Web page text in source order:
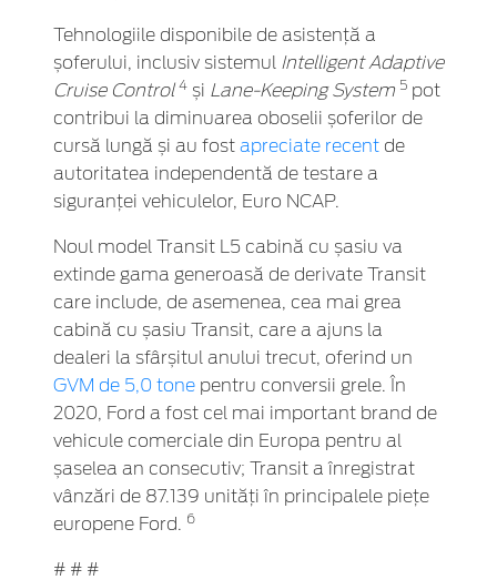
Tehnologiile disponibile de asistență a
șoferului, inclusiv sistemul
Intelligent Adaptive
Cruise Control 4 și Lane-Keeping System 5 pot
contribui la diminuarea oboselii șoferilor de
cursă lungă și au fost apreciate recent de
autoritatea independentă de testare a
siguranței vehiculelor, Euro NCAP.
Noul model Transit L5 cabină cu șasiu va
extinde gama generoasă de derivate Transit
care include, de asemenea, cea mai grea
cabină cu șasiu Transit, care a ajuns la
dealeri la sfârșitul anului trecut, oferind un
GVM de 5,0 tone pentru conversii grele. În
2020, Ford a fost cel mai important brand de
vehicule comerciale din Europa pentru al
șaselea an consecutiv; Transit a înregistrat
vânzări de 87.139 unități în principalele piețe
europene Ford. 6
# # #